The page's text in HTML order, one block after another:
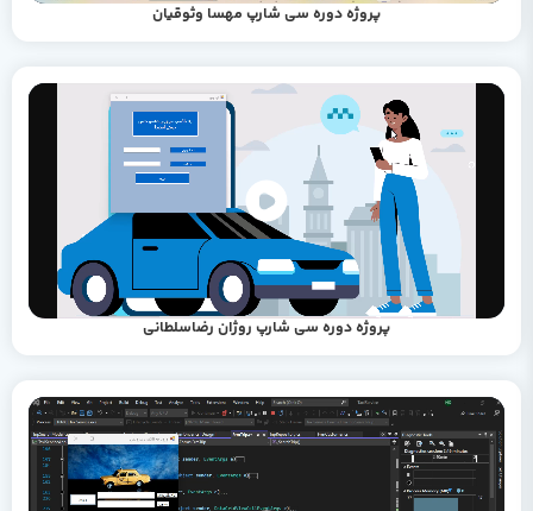
پروژه دوره سی شارپ مهسا وثوقیان
پروژه دوره سی شارپ روژان رضاسلطانی